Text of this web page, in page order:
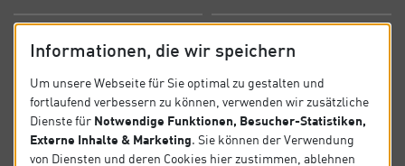
News Kontakt
Datenschutz Impressum
Informationen, die wir speichern
Um unsere Webseite für Sie optimal zu gestalten und
fortlaufend verbessern zu können, verwenden wir zusätzliche
Dienste für Notwendige Funktionen, Besucher-Statistiken,
Externe Inhalte & Marketing. Sie können der Verwendung
von Diensten und deren Cookies hier zustimmen, ablehnen